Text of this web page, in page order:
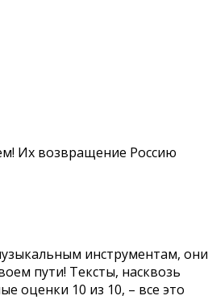
Их возвращение Россию
инструментам, они
пути! Тексты, насквозь
оценки 10 из 10, – все это